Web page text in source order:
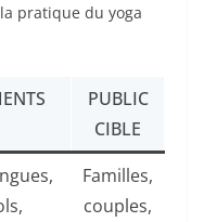
pratique du yoga
PUBLIC
CIBLE
Familles,
couples,